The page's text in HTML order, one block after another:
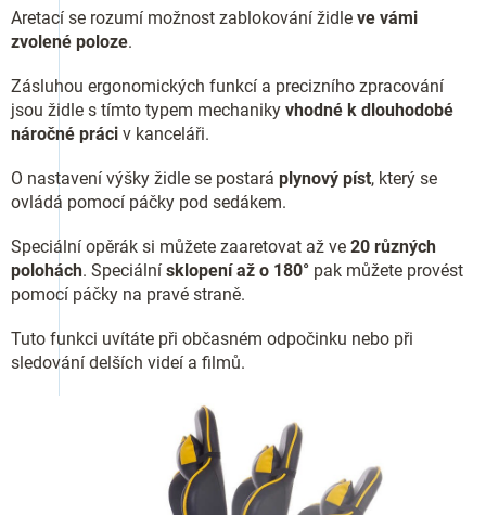
Aretací se rozumí možnost zablokování židle ve vámi
zvolené poloze.
Zásluhou ergonomických funkcí a precizního zpracování
jsou židle s tímto typem mechaniky vhodné k dlouhodobé
náročné práci v kanceláři.
O nastavení výšky židle se postará plynový píst, který se
ovládá pomocí páčky pod sedákem.
Speciální opěrák si můžete zaaretovat až ve 20 různých
polohách. Speciální sklopení až o 180° pak můžete provést
pomocí páčky na pravé straně.
Tuto funkci uvítáte při občasném odpočinku nebo při
sledování delších videí a filmů.